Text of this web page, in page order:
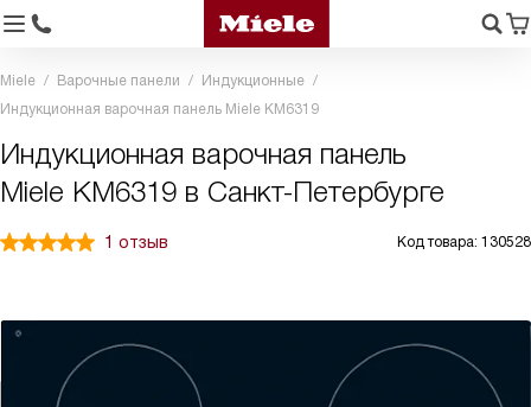
Miele Варочные панели
Индукционные
Индукционная варочная панель Miele KM6319
Индукционная варочная панель
Miele KM6319 в Санкт-Петербурге
1 отзыв Код товара: 130528